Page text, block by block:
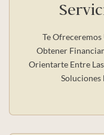
Te
Obtener
Orientarte Entre
Soluciones